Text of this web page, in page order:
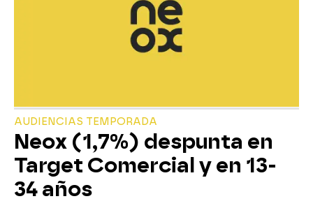
AUDIENCIAS TEMPORADA
Neox (1,7%) despunta en
Target Comercial y en 13-
34 años